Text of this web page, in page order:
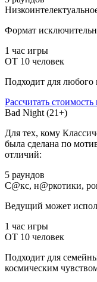
Формат
1 час игры
ОТ 10 человек
Подходит для любого
Рассчитать стоимость
Bad Night (21+)
Для тех, кому
была сделана по
отличий:
5 раундов
С@кс, н@ркотики,
Ведущий может
1 час игры
ОТ 10 человек
Подходит для
космическим